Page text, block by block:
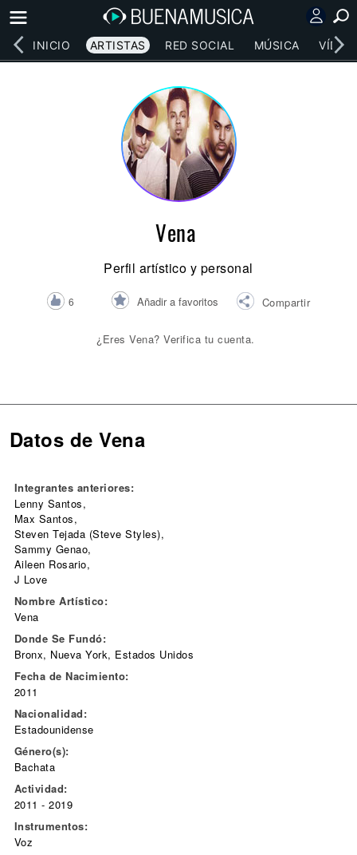
INICIO ARTISTAS RED SOCIAL MÚSICA
Vena
Perfil artístico y personal
6 Añadir a favoritos Compartir
¿Eres Vena? Verifica tu cuenta.
Datos de Vena
Integrantes anteriores:
Lenny Santos,
Max Santos,
Steven Tejada (Steve Styles),
Sammy Genao,
Aileen Rosario,
J Love
Nombre Artístico:
Vena
Donde Se Fundó:
Bronx, Nueva York, Estados Unidos
Fecha de Nacimiento:
2011
Nacionalidad:
Estadounidense
Género(s):
Bachata
Actividad:
2011 - 2019
Instrumentos:
Voz